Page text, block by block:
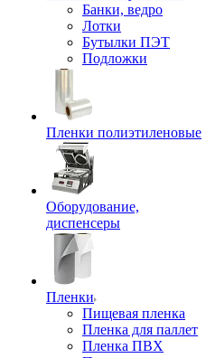
Банки, ведро
Лотки
Бутылки ПЭТ
Подложки
Пленки полиэтиленовые
Оборудование,
диспенсеры
Пленки
Пищевая пленка
Пленка для паллет
Пленка ПВХ